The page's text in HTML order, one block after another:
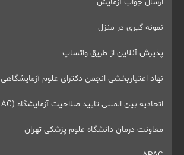
ارسال جواب آزمایش
نمونه گیری در منزل
پذیرش آنلاین از طریق واتساپ
نهاد اعتباربخشی انجمن دکترای علوم آزمایشگاهی
اتحادیه بین المللی تایید صلاحیت آزمایشگاه (ILAC)
معاونت درمان دانشگاه علوم پزشکی تهران